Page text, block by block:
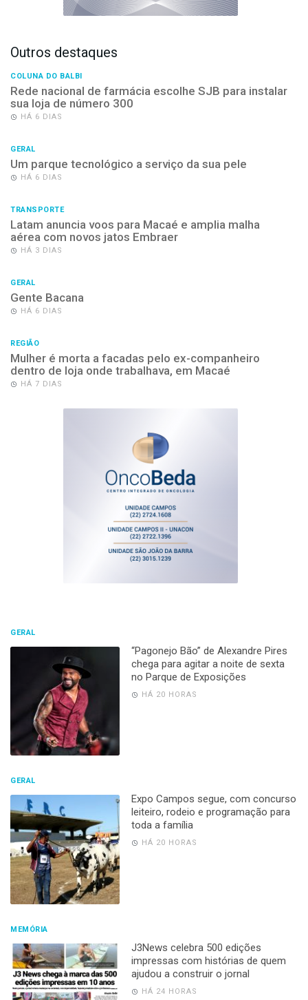
Outros destaques
COLUNA DO BALBI
Rede nacional de farmácia escolhe SJB para instalar
sua loja de número 300
HÁ 6 DIAS
GERAL
Um parque tecnológico a serviço da sua pele
HÁ 6 DIAS
TRANSPORTE
Latam anuncia voos para Macaé e amplia malha
aérea com novos jatos Embraer
HÁ 3 DIAS
GERAL
Gente Bacana
HÁ 6 DIAS
REGIÃO
Mulher é morta a facadas pelo ex-companheiro
dentro de loja onde trabalhava, em Macaé
HÁ 7 DIAS
GERAL
“Pagonejo Bão” de Alexandre Pires
chega para agitar a noite de sexta
no Parque de Exposições
HÁ 20 HORAS
GERAL
Expo Campos segue, com concurso
leiteiro, rodeio e programação para
toda a família
HÁ 20 HORAS
MEMÓRIA
J3News celebra 500 edições
impressas com histórias de quem
ajudou a construir o jornal
HÁ 24 HORAS